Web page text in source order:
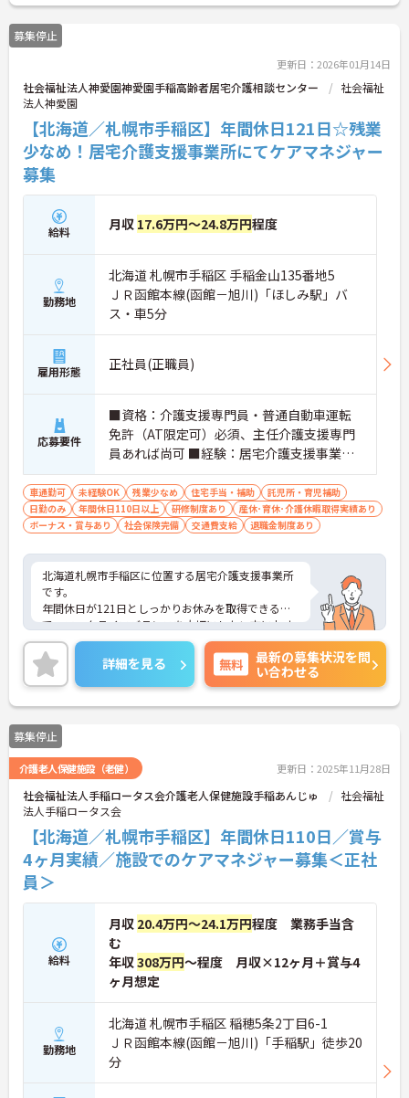
募集停止
更新日：2026年01月14日
社会福祉法人神愛園神愛園手稲高齢者居宅介護相談センター
社会福祉
法人神愛園
【北海道／札幌市手稲区】年間休日121日☆残業
少なめ！居宅介護支援事業所にてケアマネジャー
募集
給料 月収 17.6万円～24.8万円程度
勤務地
北海道 札幌市手稲区 手稲金山135番地5
ＪＲ函館本線(函館－旭川)「ほしみ駅」バ
ス・車5分
雇用形態 正社員(正職員)
応募要件
■資格：介護支援専門員・普通自動車運転
免許（AT限定可）必須、主任介護支援専門
員あれば尚可 ■経験：居宅介護支援事業所
での介護支援専門員業務経験者であれば尚
可
車通勤可 未経験OK 残業少なめ 住宅手当・補助
託児所・育児補助
日勤のみ
年間休日110日以上 研修制度あり
産休･育休･介護休暇取得実績あり
ボーナス・賞与あり
社会保険完備 交通費支給 退職金制度あり
北海道札幌市手稲区に位置する居宅介護支援事業所
です。
年間休日が121日としっかりお休みを取得できるの
で、ワークライフバランスを大切にしたい方におす
すめです。
利用可能な託児所があり、子育て中の方も安心して
働いていただけます。日勤のみで残業は月5時間程度
ですので、勤務終了後の予定も立てやすいです。
ご興味のある方には、面接対策ポイントなど、さら
に詳細をお話しいたしますのでお気軽にご相談くだ
さい！
詳細を見る 無料
最新の募集状況を問
い合わせる
募集停止
介護老人保健施設（老健） 更新日：2025年11月28日
社会福祉法人手稲ロータス会介護老人保健施設手稲あんじゅ
社会福祉
法人手稲ロータス会
【北海道／札幌市手稲区】年間休日110日／賞与
4ヶ月実績／施設でのケアマネジャー募集＜正社
員＞
給料
月収 20.4万円～24.1万円程度 業務手当含
む
年収308万円～程度 月収×12ヶ月＋賞与4
ヶ月想定
勤務地
北海道 札幌市手稲区 稲穂5条2丁目6-1
ＪＲ函館本線(函館－旭川)「手稲駅」徒歩20
分